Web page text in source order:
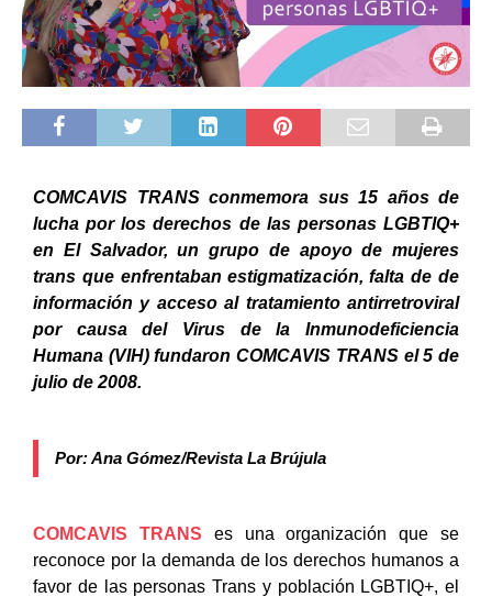
COMCAVIS TRANS conmemora sus 15 años de
lucha por los derechos de las personas LGBTIQ+
en El Salvador, un grupo de apoyo de mujeres
trans que enfrentaban estigmatización, falta de de
información y acceso al tratamiento antirretroviral
por causa del Virus de la Inmunodeficiencia
Humana (VIH) fundaron COMCAVIS TRANS el 5 de
julio de 2008.
Por: Ana Gómez/Revista La Brújula
COMCAVIS TRANS es una organización que se
reconoce por la demanda de los derechos humanos a
favor de las personas Trans y población LGBTIQ+, el